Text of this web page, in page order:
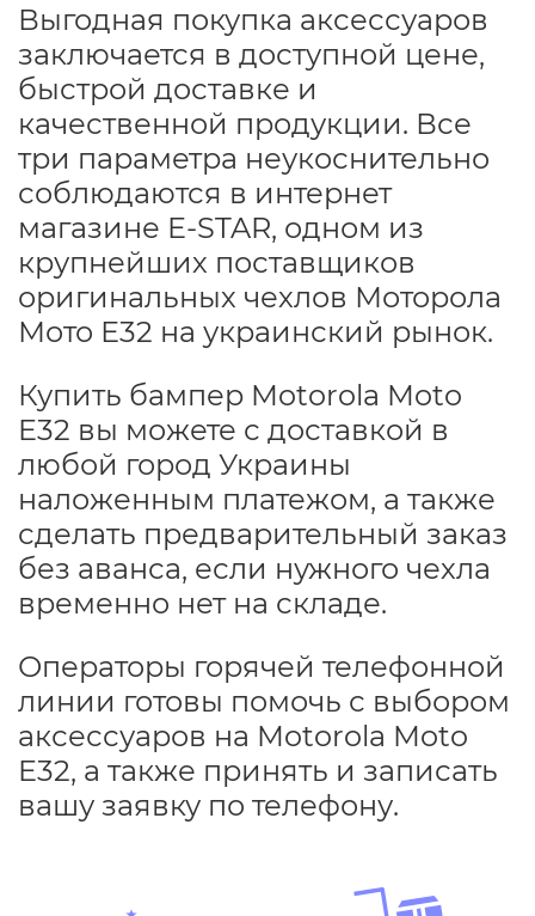
Выгодная покупка аксессуаров
заключается в доступной цене,
быстрой доставке и
качественной продукции. Все
три параметра неукоснительно
соблюдаются в интернет
магазине E-STAR, одном из
крупнейших поставщиков
оригинальных чехлов Моторола
Мото Е32 на украинский рынок.
Купить бампер Motorola Moto
E32 вы можете с доставкой в
любой город Украины
наложенным платежом, а также
сделать предварительный заказ
без аванса, если нужного чехла
временно нет на складе.
Операторы горячей телефонной
линии готовы помочь с выбором
аксессуаров на Motorola Moto
E32, а также принять и записать
вашу заявку по телефону.